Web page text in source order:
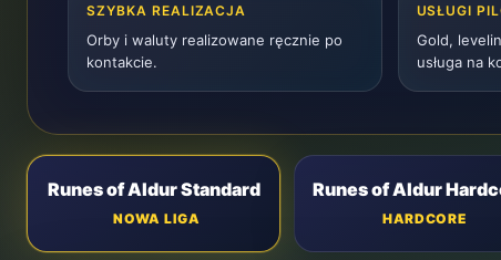
SZYBKA REALIZACJA
Orby i waluty realizowane ręcznie po
kontakcie.
USŁUGI
Gold,
usługa na
Runes of Aldur Standard
NOWA LIGA
Runes of Aldur
HARDCORE